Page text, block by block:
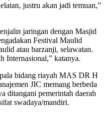
justru akan jadi temuan,”
jaringan dengan Masjid
Festival Maulid
atau barzanji, selawatan.
Internasional,” katanya.
bidang riayah MAS DR H
JIC memang berbeda
ditangani pemerintah daerah
swadaya/mandiri.